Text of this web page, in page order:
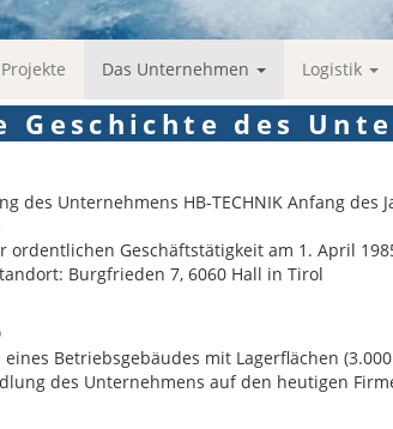
Projekte Das Unternehmen Logistik
Geschichte des
des Unternehmens HB-TECHNIK Anfang
ordentlichen Geschäftstätigkeit am 1. April
Burgfrieden 7, 6060 Hall in Tirol
Betriebsgebäudes mit Lagerflächen
des Unternehmens auf den heutigen